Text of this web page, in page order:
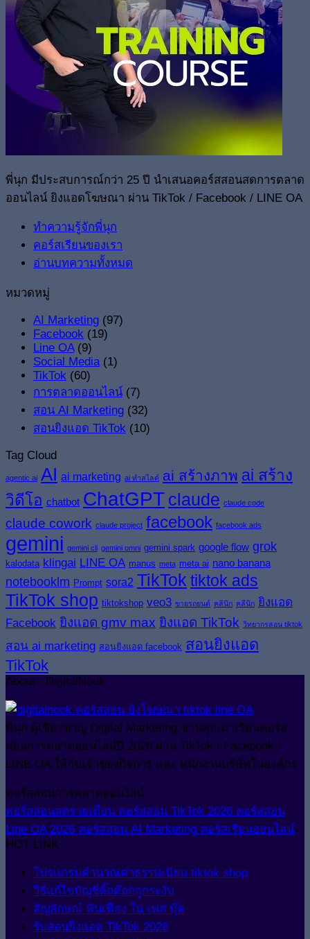
พี่นุก มีประสบการณ์กว่า 25 ปี นำเสนอคอร์สสอนสดการตลาด
ออนไลน์ ยิงแอดโฆษณา ผ่าน TikTok / Facebook / LINE OA
ทำความรู้จักพี่นุก
คอร์สเรียนของเรา
อ่านบทความทั้งหมด
หมวดหมู่
AI Marketing (97)
Facebook (19)
Line OA(9)
Social Media(1)
TikTok (60)
การตลาดออนไลน์ (7)
สอน AI Marketing (32)
สอนยิงแอด TikTok (10)
Tag Cloud
agentic ai AI ai marketing ai ทำสไลด์ ai สร้างภาพ ai สร้าง
วิดีโอ chatbot ChatGPT claude claude code
claude cowork claude project facebook facebook ads
gemini gemini cli gemini omni gemini spark google flow grok
kalodata klingai LINE OA manus meta meta ai nano banana
notebooklm Prompt sora2 TikTok tiktok ads
TikTok shop tiktokshop veo3 ขายรถยนต์ คลินิก คลีนิก ยิงแอด
Facebook ยิงแอด gmv max ยิงแอด TikTok วิทยากรสอน tiktok
สอน ai marketing สอนยิงแอด facebook สอนยิงแอด
TikTok
About : DigitalNook
พี่นุก ผู้เชี่ยวชาญ Digital Marketing ชวนคุณมาเรียนคอร์ส
สอนการตลาดออนไลน์ปี 2026 ผ่าน TikTok / Facebook /
LINE OA ให้กับเจ้าของกิจการ และ พนักงานบริษัทในองค์กร
คอร์สสอนการตลาดออนไลน์
คอร์สสอนสดรายเดือน คอร์สสอน TikTok 2026 คอร์สสอน
Line OA 2026 คอร์สสอน AI Marketing คอร์สเรียนออนไลน์
HOT LINK
โปรแกรมคำนวณค่าธรรมเนียม tiktok shop
วิธีแก้ไขบัญชีติ๊กต๊อกถูกระงับ
สัญลักษณ์ ฟันเฟือง ใน เฟส บุ๊ค
รับสอนยิงแอด TikTok 2026